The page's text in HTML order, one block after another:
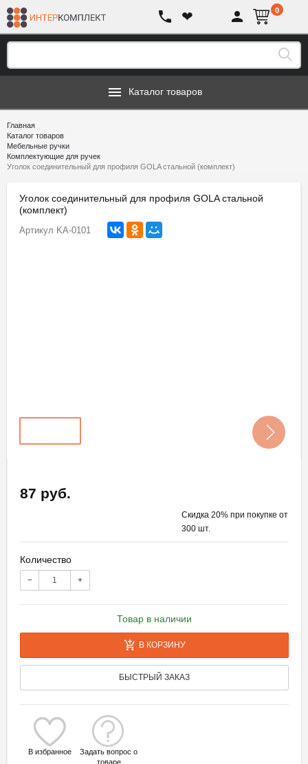
❤ 0
Каталог товаров
Главная
Каталог товаров
Мебельные ручки
Комплектующие для ручек
Уголок соединительный для профиля GOLA стальной (комплект)
Уголок соединительный для профиля GOLA стальной
(комплект)
Артикул KA-0101
87 руб.
Скидка 20% при покупке от
300 шт.
Количество
− +
Товар в наличии
В КОРЗИНУ
БЫСТРЫЙ ЗАКАЗ
В избранное
Задать вопрос о
товаре